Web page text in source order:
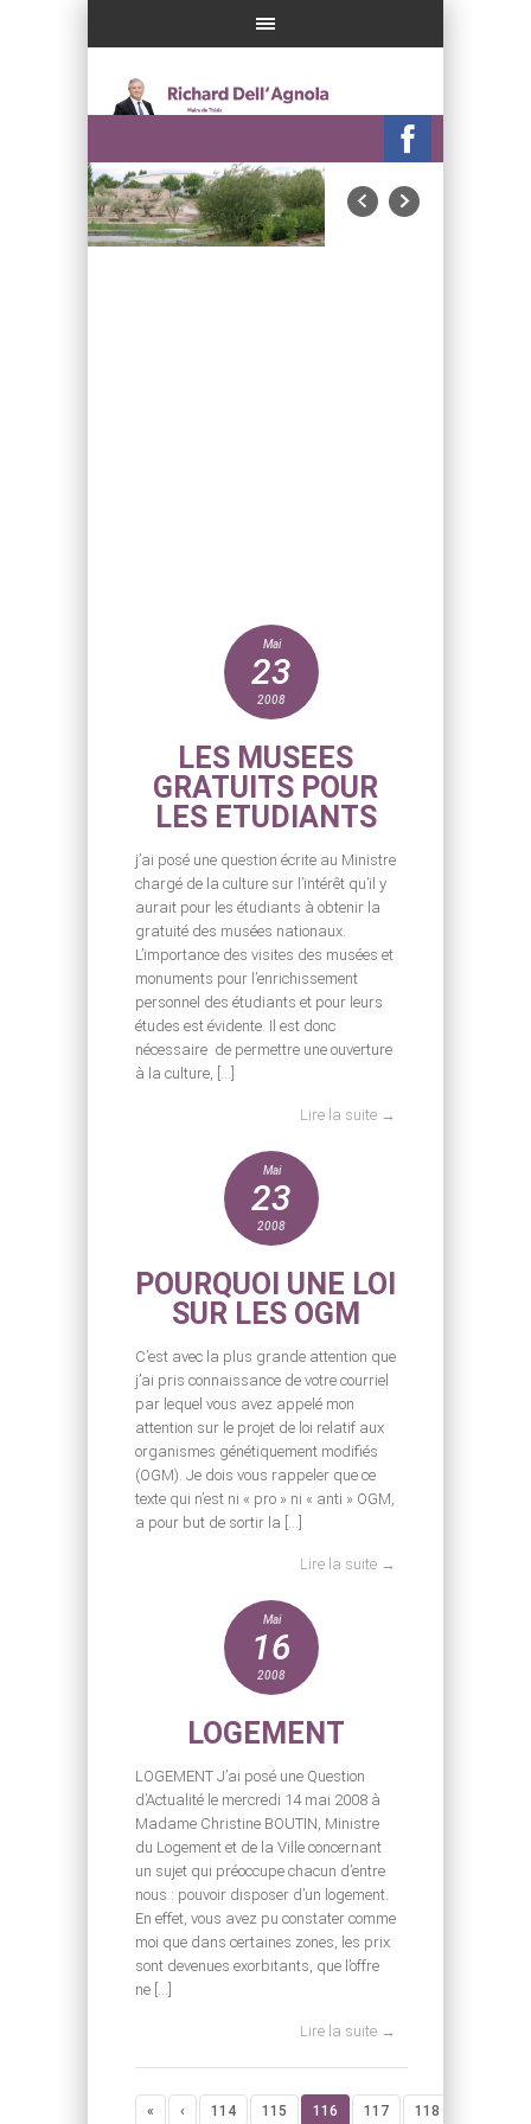
Mai
23
2008
LES MUSEES
GRATUITS POUR
LES ETUDIANTS
j’ai posé une question écrite au Ministre
chargé de la culture sur l’intérêt qu’il y
aurait pour les étudiants à obtenir la
gratuité des musées nationaux.
L’importance des visites des musées et
monuments pour l’enrichissement
personnel des étudiants et pour leurs
études est évidente. Il est donc
nécessaire de permettre une ouverture
à la culture, […]
Lire la suite →
Mai
23
2008
POURQUOI UNE LOI
SUR LES OGM
C’est avec la plus grande attention que
j’ai pris connaissance de votre courriel
par lequel vous avez appelé mon
attention sur le projet de loi relatif aux
organismes génétiquement modifiés
(OGM). Je dois vous rappeler que ce
texte qui n’est ni « pro » ni « anti » OGM,
a pour but de sortir la […]
Lire la suite →
Mai
16
2008
LOGEMENT
LOGEMENT J’ai posé une Question
d’Actualité le mercredi 14 mai 2008 à
Madame Christine BOUTIN, Ministre
du Logement et de la Ville concernant
un sujet qui préoccupe chacun d’entre
nous : pouvoir disposer d’un logement.
En effet, vous avez pu constater comme
moi que dans certaines zones, les prix
sont devenues exorbitants, que l’offre
ne […]
Lire la suite →
« ‹ 114 115 116 117 118